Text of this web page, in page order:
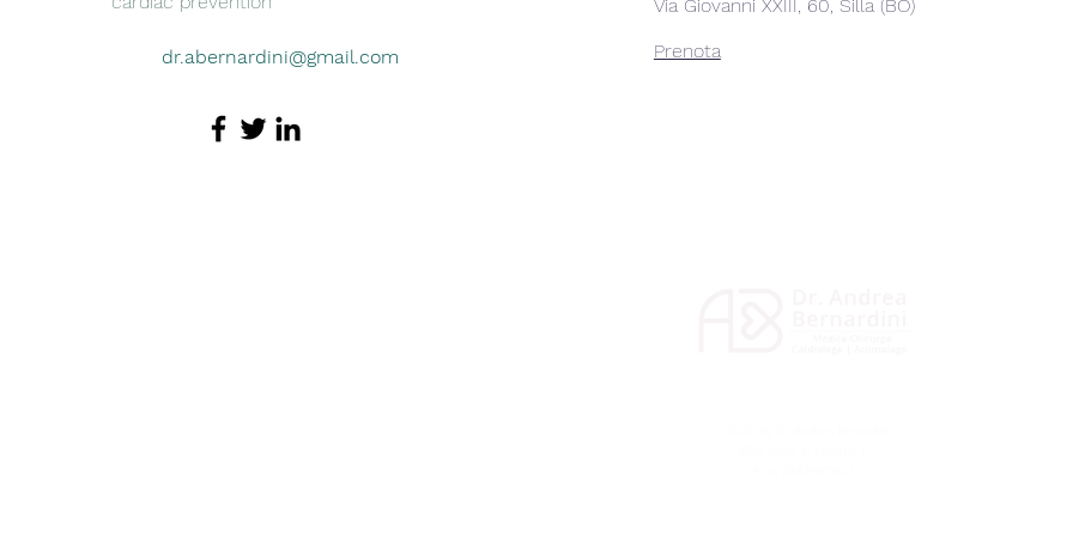
dr.abernardini@gmail.com
Via Giovanni XXIII, 60, Silla (BO)
Prenota